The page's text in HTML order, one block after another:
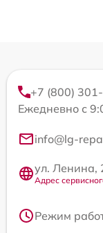
+7 (800)
Ежедневно с
info@lg-
ул. Ленина,
Адрес
Режим